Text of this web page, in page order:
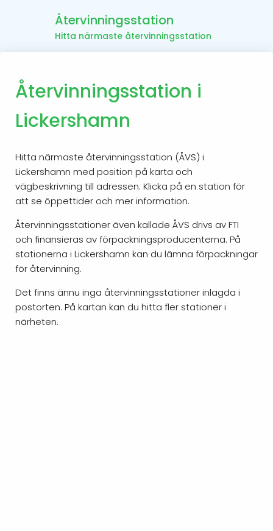
Återvinningsstation
Hitta närmaste återvinningsstation
Återvinningsstation i
Lickershamn
Hitta närmaste återvinningsstation (ÅVS) i
Lickershamn med position på karta och
vägbeskrivning till adressen. Klicka på en station för
att se öppettider och mer information.
Återvinningsstationer även kallade ÅVS drivs av FTI
och finansieras av förpackningsproducenterna. På
stationerna i Lickershamn kan du lämna förpackningar
för återvinning.
Det finns ännu inga återvinningsstationer inlagda i
postorten. På kartan kan du hitta fler stationer i
närheten.